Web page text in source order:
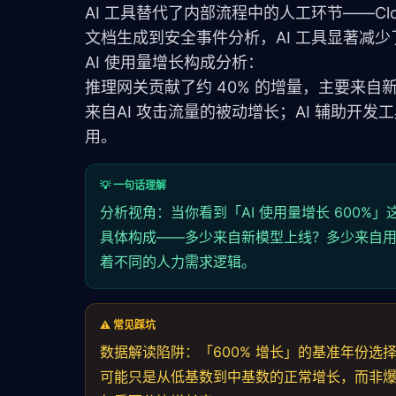
AI 工具替代了内部流程中的人工环节
文档生成到安全事件分析，AI 工具显著减
AI 使用量增长构成分析：
推理网关贡献了约 40% 的增量，主要来自
来自AI 攻击流量的被动增长；AI 辅助开发
用。
💡 一句话理解
分析视角：当你看到「AI 使用量增长 600%」
具体构成——多少来自新模型上线？多少来自
着不同的人力需求逻辑。
⚠️ 常见踩坑
数据解读陷阱：「600% 增长」的基准年份选
可能只是从低基数到中基数的正常增长，而非